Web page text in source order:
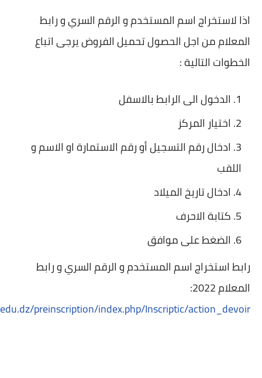
اذا لاستخراج اسم المستخدم و الرقم السري و رابط
المعلام من اجل الحصول تحميل الفروض يرجى اتباع
الخطوات التالية :
الدخول الى الرابط بالاسفل
اختيار المركز
ادخال رقم التسجيل أو رقم الاستمارة او الاسم و
اللقب
ادخال تاريخ الميلاد
كتابة الاحرف
الضغط على موافق
رابط استخراج اسم المستخدم و الرقم السري و رابط
المعلام 2022:
preinscription/index.php/Inscriptic/action_devoir